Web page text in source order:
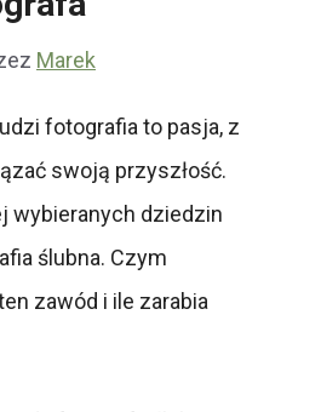
Marek
fotografia to pasja, z
swoją przyszłość.
wybieranych dziedzin
ślubna. Czym
zawód i ile zarabia